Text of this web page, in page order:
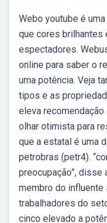
Webo youtube é
que cores brilhantes
espectadores.
online para saber o
uma potência. Veja
tipos e as
eleva
olhar otimista para
que a estatal é uma
petrobras (petr4).
preocupação”, disse
membro do influente
trabalhadores do
cinco elevado a